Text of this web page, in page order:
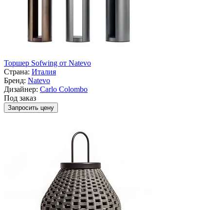
Торшер Sofwing от Natevo
Страна: Италия
Бренд: Natevo
Дизайнер: Carlo Colombo
Под заказ
Запросить цену